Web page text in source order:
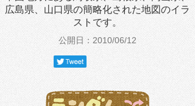
広島県、山口県の簡略化された地図のイラ
ストです。
公開日：2010/06/12